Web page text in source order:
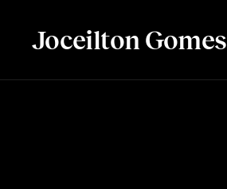
Joceilton Gomes